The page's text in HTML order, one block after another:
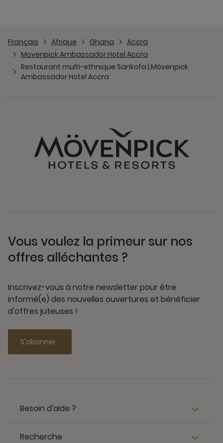
Français Afrique Ghana
Accra
Movenpick Ambassador Hotel Accra
Restaurant multi-ethnique Sankofa | Mövenpick
Ambassador Hotel Accra
Vous voulez la primeur sur nos
offres alléchantes ?
Inscrivez-vous à notre newsletter pour être
informé(e) des nouvelles ouvertures et bénéficier
d'offres juteuses !
S'abonner
Besoin d'aide ?
Recherche